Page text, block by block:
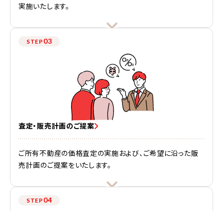
実施いたします。
STEP 03
査定・販売計画のご提案
ご所有不動産の価格査定の実施および、ご希望に沿った販
売計画のご提案をいたします。
STEP 04